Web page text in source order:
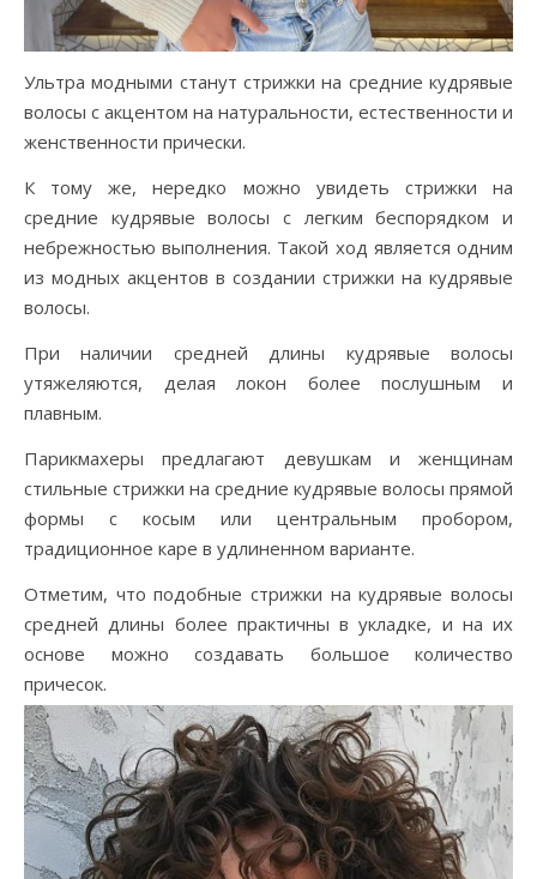
Ультра модными станут стрижки на средние кудрявые
волосы с акцентом на натуральности, естественности и
женственности прически.
К тому же, нередко можно увидеть стрижки на
средние кудрявые волосы с легким беспорядком и
небрежностью выполнения. Такой ход является одним
из модных акцентов в создании стрижки на кудрявые
волосы.
При наличии средней длины кудрявые волосы
утяжеляются, делая локон более послушным и
плавным.
Парикмахеры предлагают девушкам и женщинам
стильные стрижки на средние кудрявые волосы прямой
формы с косым или центральным пробором,
традиционное каре в удлиненном варианте.
Отметим, что подобные стрижки на кудрявые волосы
средней длины более практичны в укладке, и на их
основе можно создавать большое количество
причесок.